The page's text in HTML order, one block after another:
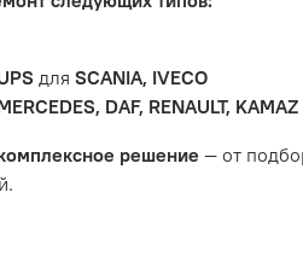
для SCANIA, IVECO
DAF, RENAULT, KAMAZ
решение — от